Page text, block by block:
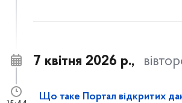
7 квітня 2026 р.,
Що таке Портал відкритих